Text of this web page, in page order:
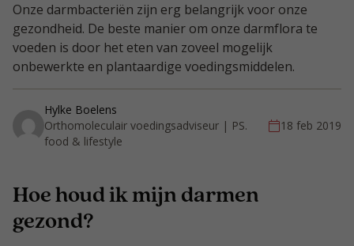
Onze darmbacteriën zijn erg belangrijk voor onze
gezondheid. De beste manier om onze darmflora te
voeden is door het eten van zoveel mogelijk
onbewerkte en plantaardige voedingsmiddelen.
Hylke Boelens
Orthomoleculair voedingsadviseur | PS.
food & lifestyle
18 feb 2019
Hoe houd ik mijn darmen
gezond?